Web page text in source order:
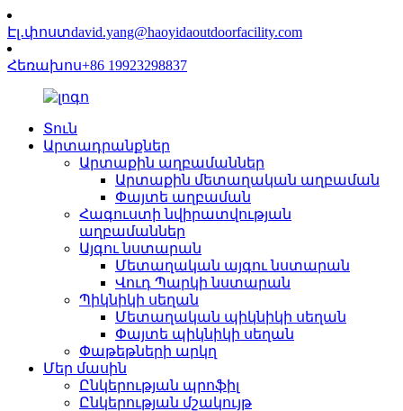
Էլ․փոստdavid.yang@haoyidaoutdoorfacility.com
Հեռախոս+86 19923298837
Տուն
Արտադրանքներ
Արտաքին աղբամաններ
Արտաքին մետաղական աղբաման
Փայտե աղբաման
Հագուստի նվիրատվության
աղբամաններ
Այգու նստարան
Մետաղական այգու նստարան
Վուդ Պարկի նստարան
Պիկնիկի սեղան
Մետաղական պիկնիկի սեղան
Փայտե պիկնիկի սեղան
Փաթեթների արկղ
Մեր մասին
Ընկերության պրոֆիլ
Ընկերության մշակույթ